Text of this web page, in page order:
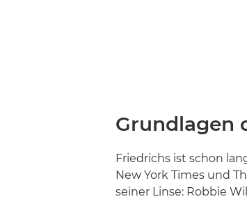
Grundlagen
Friedrichs ist schon
New York Times und
seiner Linse: Robbie